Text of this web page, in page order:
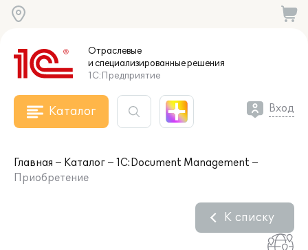
Отраслевые
и специализированныерешения
1С:Предприятие
Каталог Вход
Главная Каталог
1С:Document Management
Приобретение
К списку